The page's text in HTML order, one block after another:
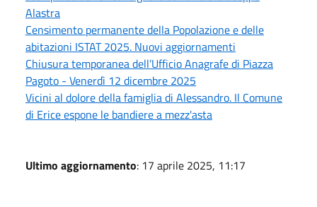
Alastra
Censimento permanente della Popolazione e delle
abitazioni ISTAT 2025. Nuovi aggiornamenti
Chiusura temporanea dell’Ufficio Anagrafe di Piazza
Pagoto - Venerdì 12 dicembre 2025
Vicini al dolore della famiglia di Alessandro. Il Comune
di Erice espone le bandiere a mezz'asta
Ultimo aggiornamento: 17 aprile 2025, 11:17